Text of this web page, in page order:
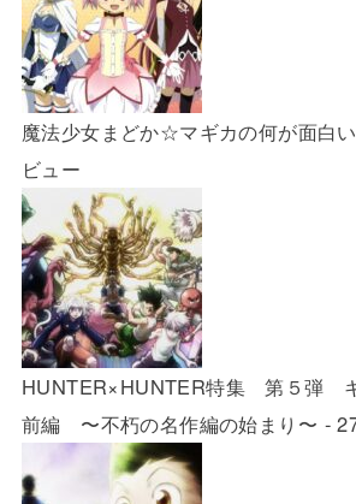
魔法少女まどか☆マギカの何が面白
ビュー
HUNTER×HUNTER特集 第５弾 キ
前編 〜不朽の名作編の始まり〜 -